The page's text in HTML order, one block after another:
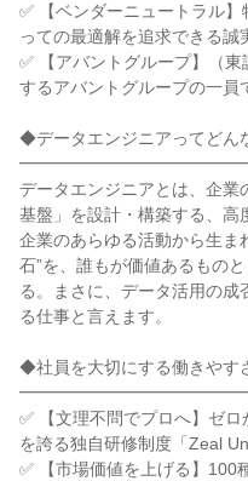
✅ 【ベンダーニュートラル
っての最適解を追求できる誠
✅ 【アバントグループ】（
するアバントグループの一員
◆データエンジニアってどん
データエンジニアとは、企業
基盤」を設計・構築する、高
企業のあらゆる活動から生ま
石”を、誰もが価値あるもの
る。まさに、データ活用の
る仕事と言えます。
◆社員を大切にする働きやす
✅ 【文理不問でプロへ】ゼ
を誇る独自研修制度「Zeal
✅ 【市場価値を上げる】100